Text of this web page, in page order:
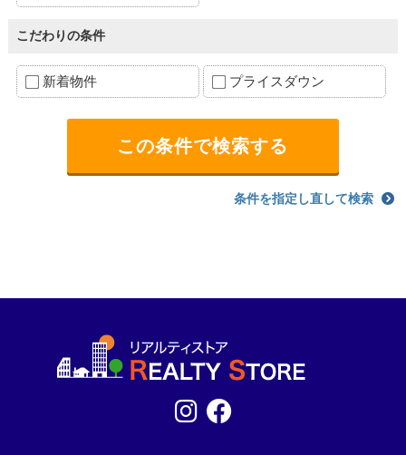
こだわりの条件
新着物件 プライスダウン
条件を指定し直して検索